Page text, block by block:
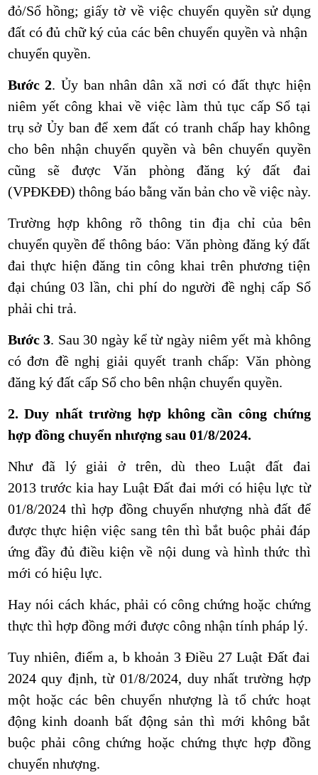
đỏ/Sổ hồng; giấy tờ về việc chuyển quyền sử dụng
đất có đủ chữ ký của các bên chuyển quyền và nhận
chuyển quyền.
Bước 2. Ủy ban nhân dân xã nơi có đất thực hiện
niêm yết công khai về việc làm thủ tục cấp Sổ tại
trụ sở Ủy ban để xem đất có tranh chấp hay không
cho bên nhận chuyển quyền và bên chuyển quyền
cũng sẽ được Văn phòng đăng ký đất đai
(VPĐKĐĐ) thông báo bằng văn bản cho về việc này.
Trường hợp không rõ thông tin địa chỉ của bên
chuyển quyền để thông báo: Văn phòng đăng ký đất
đai thực hiện đăng tin công khai trên phương tiện
đại chúng 03 lần, chi phí do người đề nghị cấp Sổ
phải chi trả.
Bước 3. Sau 30 ngày kể từ ngày niêm yết mà không
có đơn đề nghị giải quyết tranh chấp: Văn phòng
đăng ký đất cấp Sổ cho bên nhận chuyển quyền.
2. Duy nhất trường hợp không cần công chứng
hợp đồng chuyển nhượng sau 01/8/2024.
Như đã lý giải ở trên, dù theo Luật đất đai
2013trước kia hay Luật Đất đai mới có hiệu lực từ
01/8/2024 thì hợp đồng chuyển nhượng nhà đất để
được thực hiện việc sang tên thì bắt buộc phải đáp
ứng đầy đủ điều kiện về nội dung và hình thức thì
mới có hiệu lực.
Hay nói cách khác, phải có công chứng hoặc chứng
thực thì hợp đồng mới được công nhận tính pháp lý.
Tuy nhiên, điểm a, b khoản 3 Điều 27 Luật Đất đai
2024 quy định, từ 01/8/2024, duy nhất trường hợp
một hoặc các bên chuyển nhượng là tổ chức hoạt
động kinh doanh bất động sản thì mới không bắt
buộc phải công chứng hoặc chứng thực hợp đồng
chuyển nhượng.